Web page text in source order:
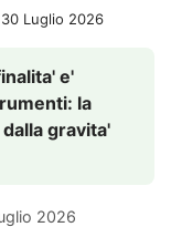
30 Luglio 2026
e'
la
gravita'
2026